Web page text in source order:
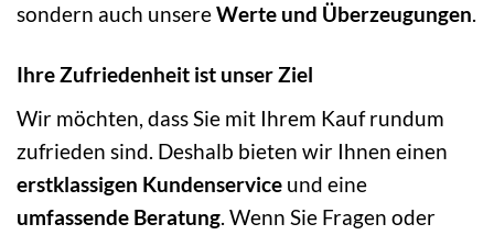
sondern auch unsereWerte und Überzeugungen.
Ihre Zufriedenheit ist unser Ziel
Wir möchten, dass Sie mit Ihrem Kauf rundum
zufrieden sind. Deshalb bieten wir Ihnen einen
erstklassigen Kundenservice und eine
umfassende Beratung. Wenn Sie Fragen oder